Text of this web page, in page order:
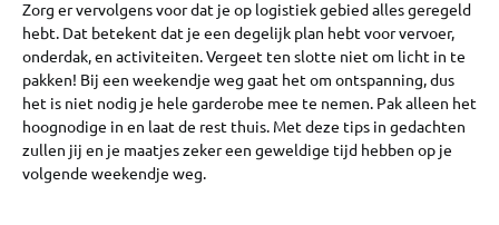
Zorg er vervolgens voor dat je op logistiek gebied alles geregeld
hebt. Dat betekent dat je een degelijk plan hebt voor vervoer,
onderdak, en activiteiten. Vergeet ten slotte niet om licht in te
pakken! Bij een weekendje weg gaat het om ontspanning, dus
het is niet nodig je hele garderobe mee te nemen. Pak alleen het
hoognodige in en laat de rest thuis. Met deze tips in gedachten
zullen jij en je maatjes zeker een geweldige tijd hebben op je
volgende weekendje weg.